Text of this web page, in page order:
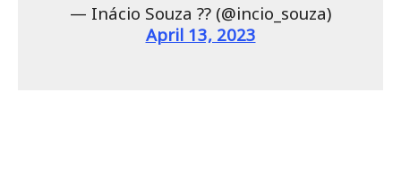
— Inácio Souza ?? (@incio_souza)
April 13, 2023